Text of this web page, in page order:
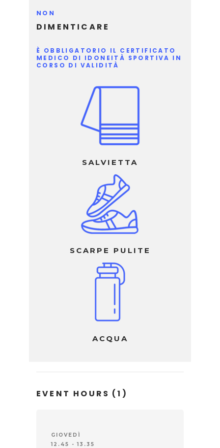
NON
DIMENTICARE
È OBBLIGATORIO IL CERTIFICATO
MEDICO DI IDONEITÀ SPORTIVA IN
CORSO DI VALIDITÀ
SALVIETTA
SCARPE PULITE
ACQUA
EVENT HOURS (1)
GIOVEDÌ
12.45 - 13.35